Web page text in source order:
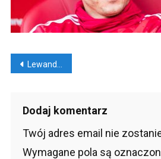
Nawigacja
Lewandowski i… Co dalej? Czy znajdziemy następcę?
Dodaj komentarz
Twój adres email nie
Wymagane pola są